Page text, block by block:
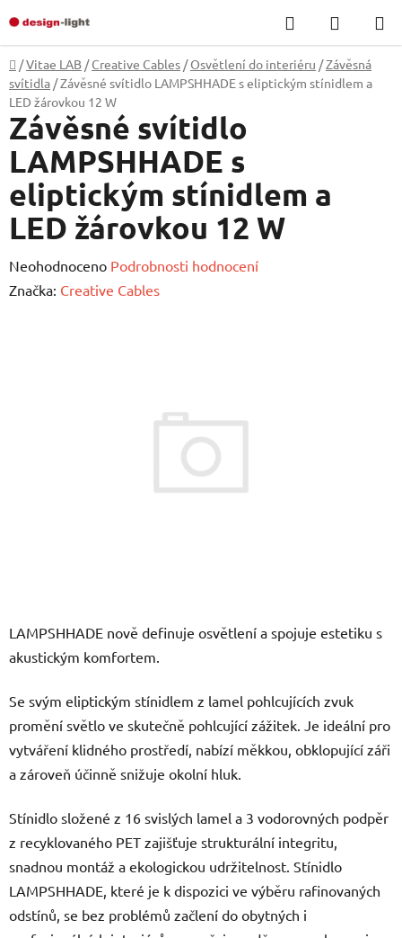
na
obsah
Hledat
KOŠÍK
Domů
/Vitae LAB / Creative Cables / Osvětlení do interiéru /Závěsná
svítidla /Závěsné svítidlo LAMPSHHADE s eliptickým stínidlem a
LED žárovkou 12 W
LAMPSHHADE nově definuje osvětlení a spojuje estetiku s
akustickým komfortem.
Se svým eliptickým stínidlem z lamel pohlcujících zvuk
promění světlo ve skutečně pohlcující zážitek. Je ideální pro
vytváření klidného prostředí, nabízí měkkou, obklopující záři
a zároveň účinně snižuje okolní hluk.
Stínidlo složené z 16 svislých lamel a 3 vodorovných podpěr
z recyklovaného PET zajišťuje strukturální integritu,
snadnou montáž a ekologickou udržitelnost. Stínidlo
LAMPSHHADE, které je k dispozici ve výběru rafinovaných
odstínů, se bez problémů začlení do obytných i
Závěsné svítidlo
LAMPSHHADE s
eliptickým stínidlem a
LED žárovkou 12 W
Průměrné
hodnocení
Neohodnoceno Podrobnosti hodnocení
Značka: Creative Cables